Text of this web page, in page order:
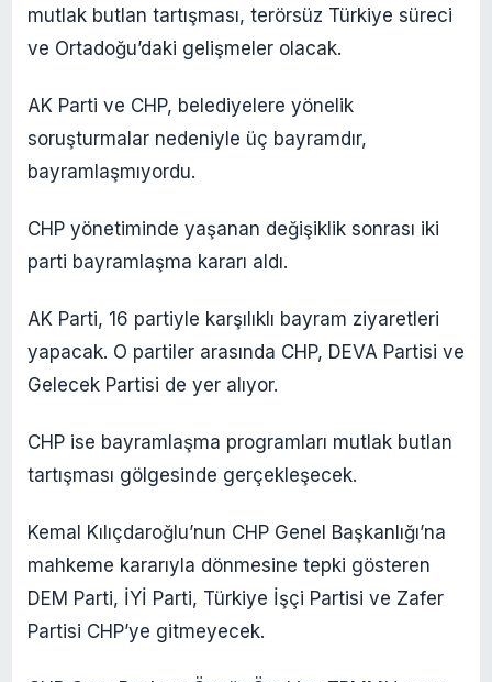
mutlak butlan tartışması, terörsüz Türkiye süreci
ve Ortadoğu’daki gelişmeler olacak.
AK Parti ve CHP, belediyelere yönelik
soruşturmalar nedeniyle üç bayramdır,
bayramlaşmıyordu.
CHP yönetiminde yaşanan değişiklik sonrası iki
parti bayramlaşma kararı aldı.
AK Parti, 16 partiyle karşılıklı bayram ziyaretleri
yapacak. O partiler arasında CHP, DEVA Partisi ve
Gelecek Partisi de yer alıyor.
CHP ise bayramlaşma programları mutlak butlan
tartışması gölgesinde gerçekleşecek.
Kemal Kılıçdaroğlu’nun CHP Genel Başkanlığı’na
mahkeme kararıyla dönmesine tepki gösteren
DEM Parti, İYİ Parti, Türkiye İşçi Partisi ve Zafer
Partisi CHP’ye gitmeyecek.